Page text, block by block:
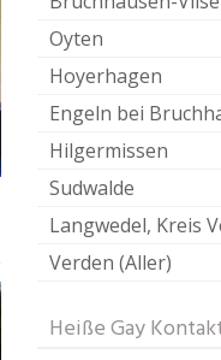
Oyten
Hoyerhagen
Engeln bei
Hilgermissen
Sudwalde
Langwedel, Kreis
Verden (Aller)
Heiße Gay